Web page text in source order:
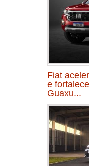
Fiat
e
Guaxu...